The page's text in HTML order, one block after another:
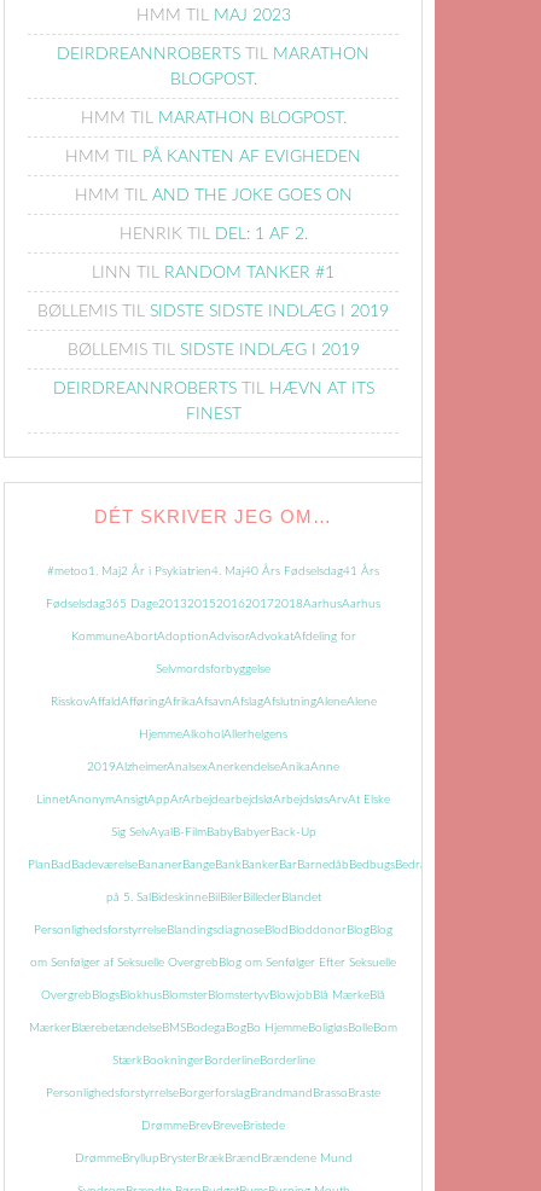
HMM TIL MAJ 2023
DEIRDREANNROBERTS TIL MARATHON
BLOGPOST.
HMM TIL MARATHON BLOGPOST.
HMM TIL PÅ KANTEN AF EVIGHEDEN
HMM TIL AND THE JOKE GOES ON
HENRIKTIL DEL: 1 AF 2.
LINN TIL RANDOM TANKER #1
BØLLEMIS TIL SIDSTE SIDSTE INDLÆG I 2019
BØLLEMISTIL SIDSTE INDLÆG I 2019
DEIRDREANNROBERTSTIL HÆVN AT ITS
FINEST
DÉT SKRIVER JEG OM…
#metoo 1. Maj2 År i Psykiatrien4. Maj40 Års Fødselsdag41 Års
Fødselsdag365 Dage20132015201620172018AarhusAarhus
KommuneAbortAdoptionAdvisorAdvokatAfdeling for
Selvmordsforbyggelse
RisskovAffald AfføringAfrikaAfsavnAfslagAfslutningAleneAlene
HjemmeAlkohol Allerhelgens
2019AlzheimerAnalsexAnerkendelseAnikaAnne
LinnetAnonymAnsigtAppArArbejdearbejdsløArbejdsløsArvAt Elske
Sig SelvAyal B-FilmBabyBabyerBack-Up
Plan Bad BadeværelseBananerBangeBankBankerBarBarnedåb BedbugsBedrageri
på 5. Sal BideskinneBil BilerBillederBlandet
PersonlighedsforstyrrelseBlandingsdiagnoseBlod BloddonorBlogBlog
om Senfølger af Seksuelle Overgreb Blog om Senfølger Efter Seksuelle
Overgreb BlogsBlokhusBlomsterBlomstertyvBlowjob Blå MærkeBlå
MærkerBlærebetændelseBMSBodega BogBo HjemmeBoligløsBolleBom
StærkBookningerBorderlineBorderline
PersonlighedsforstyrrelseBorgerforslagBrandmand Brasso Braste
DrømmeBrevBreveBristede
DrømmeBryllup BrysterBrækBrænd Brændene Mund